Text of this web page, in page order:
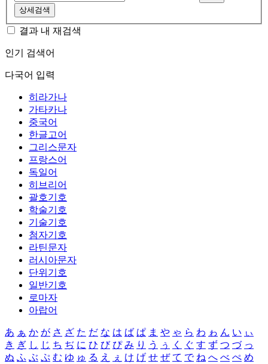
상세검색
결과 내 재검색
인기 검색어
다국어 입력
히라가나
가타카나
중국어
한글고어
그리스문자
프랑스어
독일어
히브리어
괄호기호
학술기호
기술기호
첨자기호
라틴문자
러시아문자
단위기호
일반기호
로마자
아랍어
あ ぁ か が さ ざ た だ な は ば ぱ ま や ゃ ら わ ゎ ん い ぃ
き ぎ し じ ち ぢ に ひ び ぴ み り う ぅ く ぐ す ず つ づ っ
ぬ ふ ぶ ぷ む ゆ ゅ る え ぇ け げ せ ぜ て で ね へ べ ぺ め